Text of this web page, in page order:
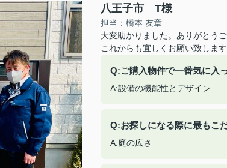
八王子市 T様
担当：橋本 友章
大変助かりました。ありがとうご
これからも宜しくお願い致します
Q:ご購入物件で一番気に入
A:設備の機能性とデザイン
Q:お探しになる際に最もこ
A:庭の広さ